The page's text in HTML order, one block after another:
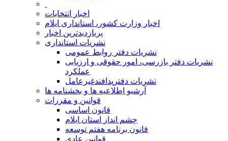
اخبار انتخابات
اخبار وزارت کشور، استانداری ایلام
پربازدیدترین اخبار
نشریات استانداری
نشریات دفتر روابط عمومی
نشريات دفتر بازرسی، امور حقوقی و ارزيابی
عملکرد
نشريات دفترپدافندغيرعامل
آرشیو اطلاعیه ها و بخشنامه ها
قوانین و مقررات
قانون اساسی
چشم انداز استان ایلام
قانون برنامه هفتم توسعه
قوانین عادی